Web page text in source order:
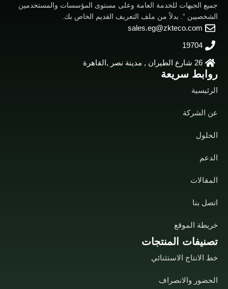
تصنيفات المنتجات
خط الانتاج الاستثنائي
الحضور والانصراف
روابط سريعة
الرئيسية
عن الشركة
الحلول
الدعم
المقالات
اتصل بنا
خريطة الموقع
جميع الجبهات للخدمة العامة وعلى مستوى المؤسسات والمستخدمين
الشخصيين “. بدلاً من ملف التعريف القديم الخاص بك.
sales.eg@zkteco.com
19704
26 شارع الطيران , مدينة نصر ,القاهرة